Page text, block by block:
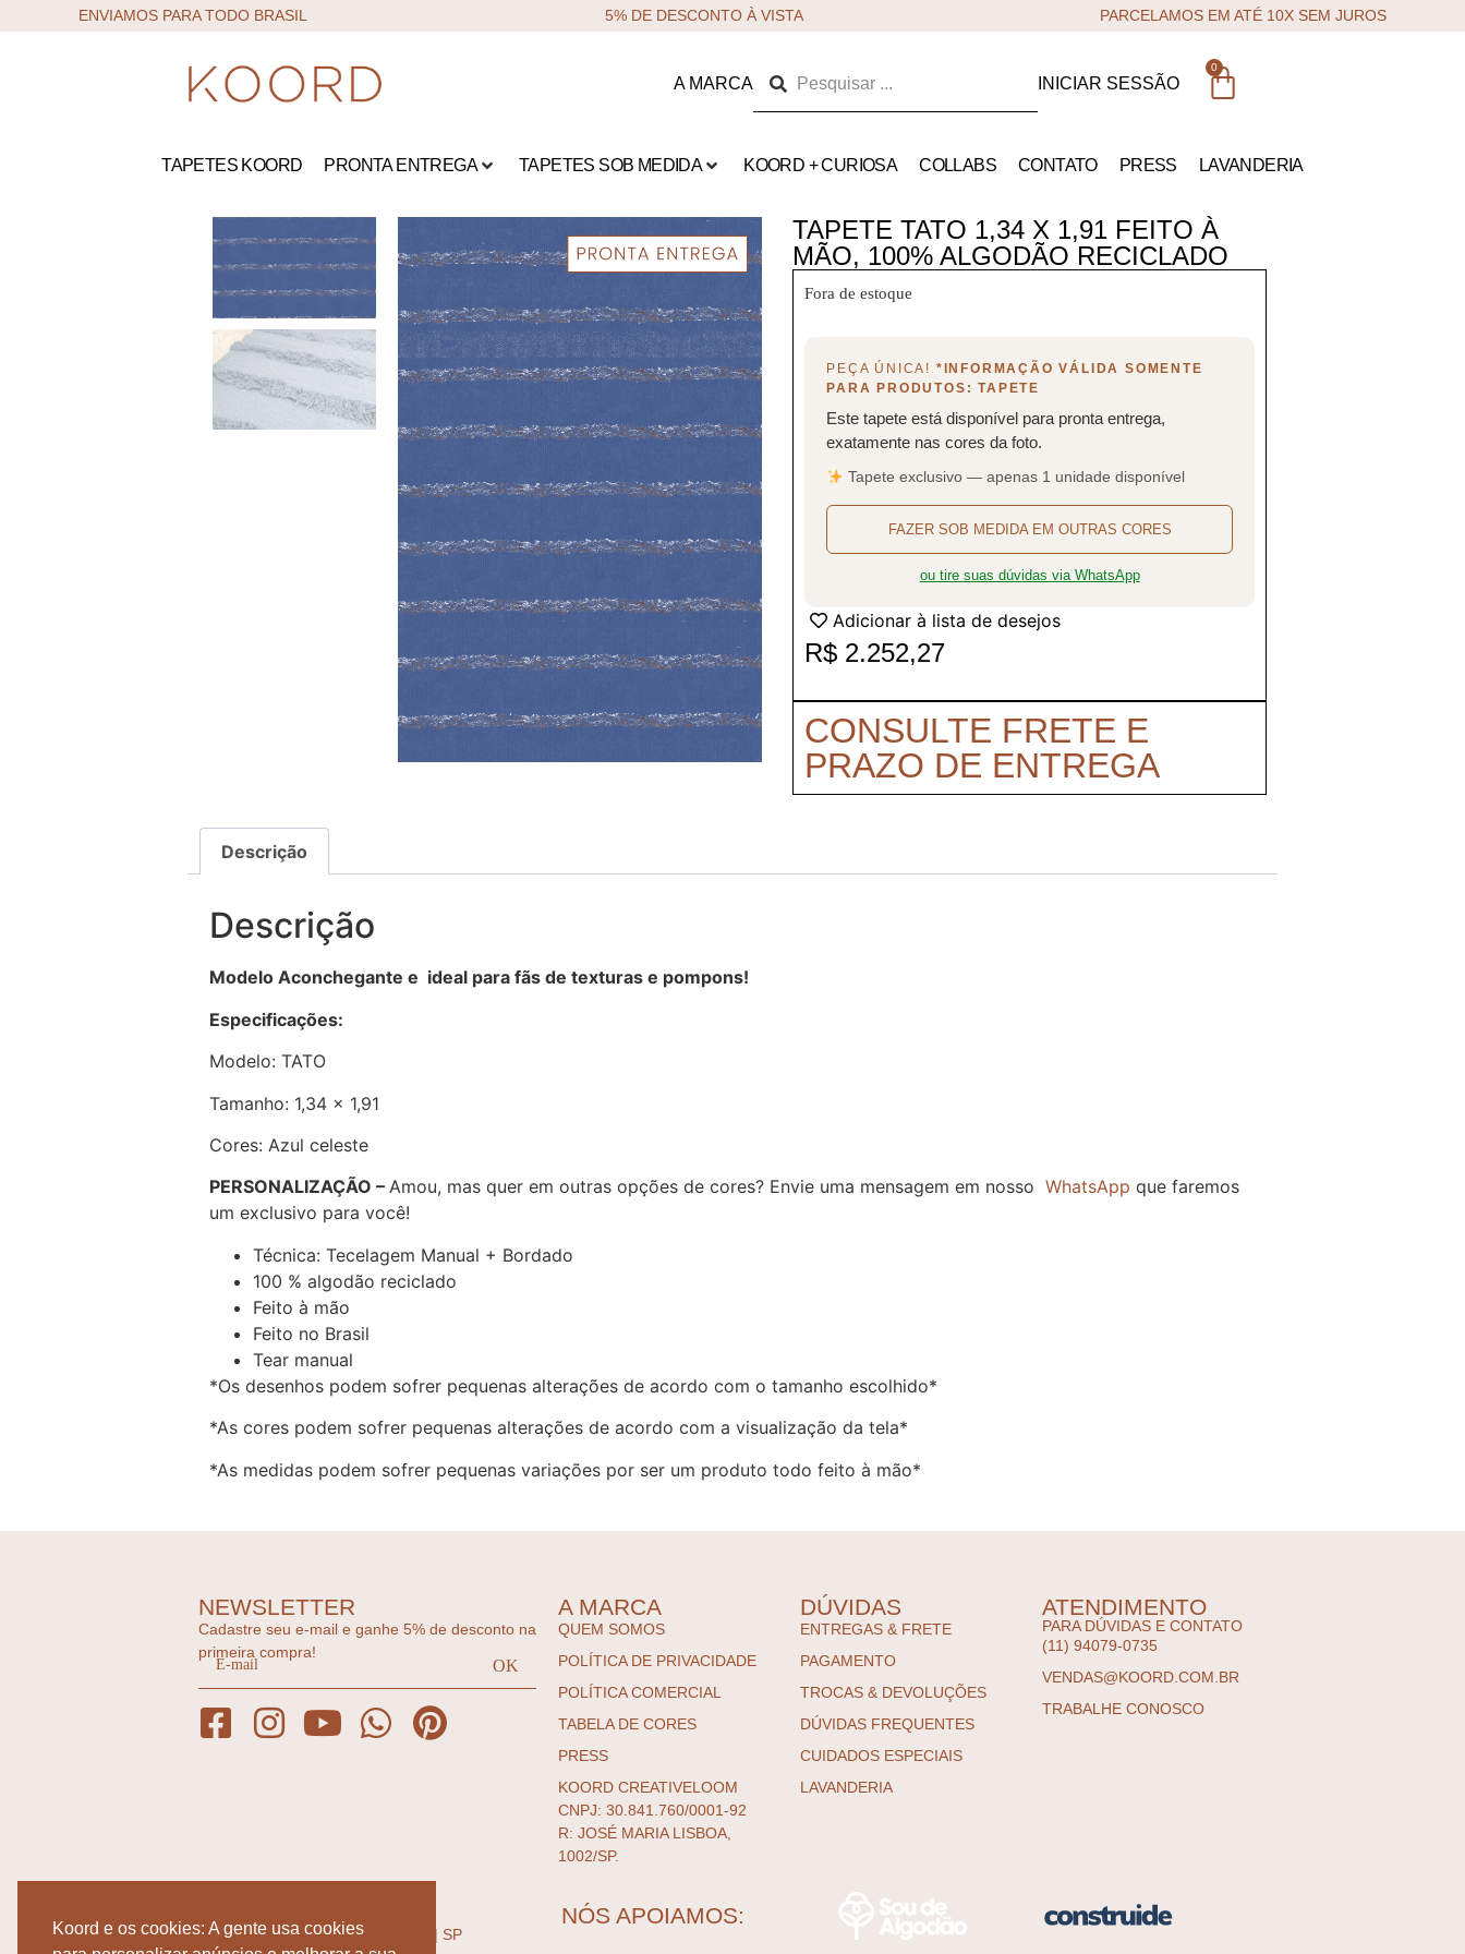
ENVIAMOS PARA TODO BRASIL 5% DE DESCONTO À VISTA PARCELAMOS EM ATÉ 10X SEM JUROS
A MARCA INICIAR SESSÃO
0
TAPETES KOORD PRONTA ENTREGA TAPETES SOB MEDIDA KOORD + CURIOSA COLLABS CONTATO PRESS LAVANDERIA
TAPETE TATO 1,34 X 1,91 FEITO À
MÃO, 100% ALGODÃO RECICLADO
Fora de estoque
PEÇA ÚNICA! *INFORMAÇÃO VÁLIDA SOMENTE
PARA PRODUTOS: TAPETE
Este tapete está disponível para pronta entrega,
exatamente nas cores da foto.
Tapete exclusivo — apenas 1 unidade disponível
FAZER SOB MEDIDA EM OUTRAS CORES
ou tire suas dúvidas via WhatsApp
Adicionar à lista de desejos
R$ 2.252,27
CONSULTE FRETE E
PRAZO DE ENTREGA
Descrição
Descrição
Modelo Aconchegante e ideal para fãs de texturas e pompons!
Especificações:
Modelo: TATO
Tamanho: 1,34 x 1,91
Cores: Azul celeste
PERSONALIZAÇÃO – Amou, mas quer em outras opções de cores? Envie uma mensagem em nosso WhatsApp que faremos
um exclusivo para você!
Técnica: Tecelagem Manual + Bordado
100 % algodão reciclado
Feito à mão
Feito no Brasil
Tear manual
*Os desenhos podem sofrer pequenas alterações de acordo com o tamanho escolhido*
*As cores podem sofrer pequenas alterações de acordo com a visualização da tela*
*As medidas podem sofrer pequenas variações por ser um produto todo feito à mão*
NEWSLETTER
Cadastre seu e-mail e ganhe 5% de desconto na
primeira compra!
A MARCA
QUEM SOMOS
POLÍTICA DE PRIVACIDADE
POLÍTICA COMERCIAL
TABELA DE CORES
PRESS
KOORD CREATIVELOOM
CNPJ: 30.841.760/0001-92
R: JOSÉ MARIA LISBOA,
1002/SP.
DÚVIDAS
ENTREGAS & FRETE
PAGAMENTO
TROCAS & DEVOLUÇÕES
DÚVIDAS FREQUENTES
CUIDADOS ESPECIAIS
LAVANDERIA
ATENDIMENTO
PARA DÚVIDAS E CONTATO
(11) 94079-0735
VENDAS@KOORD.COM.BR
TRABALHE CONOSCO
RUA: JOSÉ MARIA LISBOA 1002,
JARDIM PAULISTA - SÃO PAULO | SP
SEG-SEXTA 10:00 - 19:00
NÓS APOIAMOS:
Koord e os cookies: A gente usa cookies